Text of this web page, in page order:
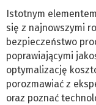
Istotnym
się z najnowszymi
bezpieczeństwo
poprawiającymi
optymalizację
porozmawiać z
oraz poznać